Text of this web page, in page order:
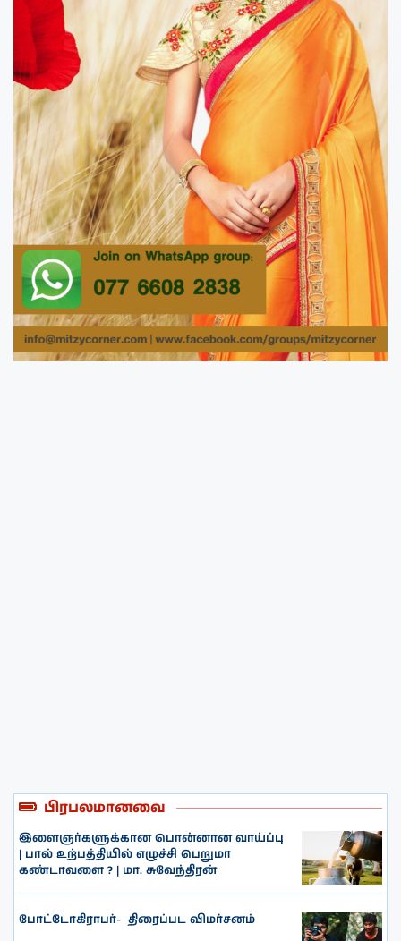
பிரபலமானவை
இளைஞர்களுக்கான பொன்னான வாய்ப்பு
| பால் உற்பத்தியில் எழுச்சி பெறுமா
கண்டாவளை ? | மா. சுவேந்திரன்
போட்டோகிராபர்- ‌ திரைப்பட விமர்சனம்